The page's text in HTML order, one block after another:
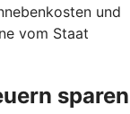
und
vom Staat
sparen